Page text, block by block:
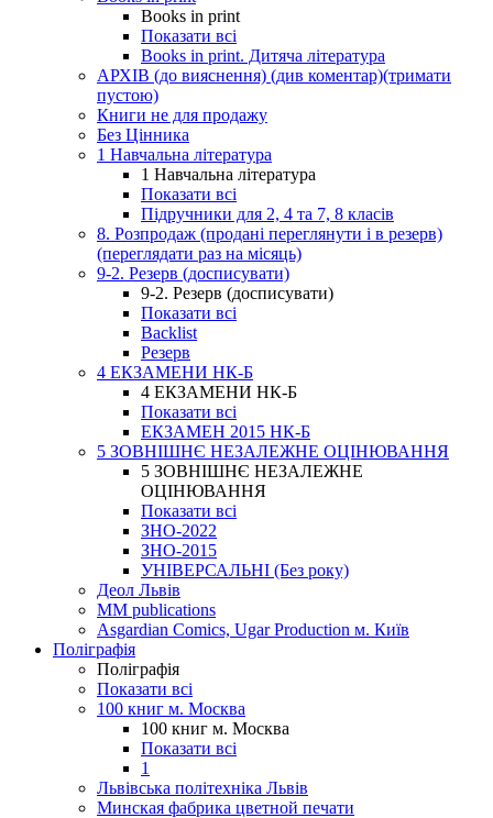
Books in print
Показати всі
Books in print. Дитяча література
АРХІВ (до вияснення) (див коментар)(тримати
пустою)
Книги не для продажу
Без Цінника
1 Навчальна література
1 Навчальна література
Показати всі
Підручники для 2, 4 та 7, 8 класів
8. Розпродаж (продані переглянути і в резерв)
(переглядати раз на місяць)
9-2. Резерв (досписувати)
9-2. Резерв (досписувати)
Показати всі
Backlist
Резерв
4 ЕКЗАМЕНИ НК-Б
4 ЕКЗАМЕНИ НК-Б
Показати всі
ЕКЗАМЕН 2015 НК-Б
5 ЗОВНІШНЄ НЕЗАЛЕЖНЕ ОЦІНЮВАННЯ
5 ЗОВНІШНЄ НЕЗАЛЕЖНЕ
ОЦІНЮВАННЯ
Показати всі
ЗНО-2022
ЗНО-2015
УНІВЕРСАЛЬНІ (Без року)
Деол Львів
MM publications
Asgardian Comics, Ugar Production м. Київ
Поліграфія
Поліграфія
Показати всі
100 книг м. Москва
100 книг м. Москва
Показати всі
1
Львівська політехніка Львів
Минская фабрика цветной печати